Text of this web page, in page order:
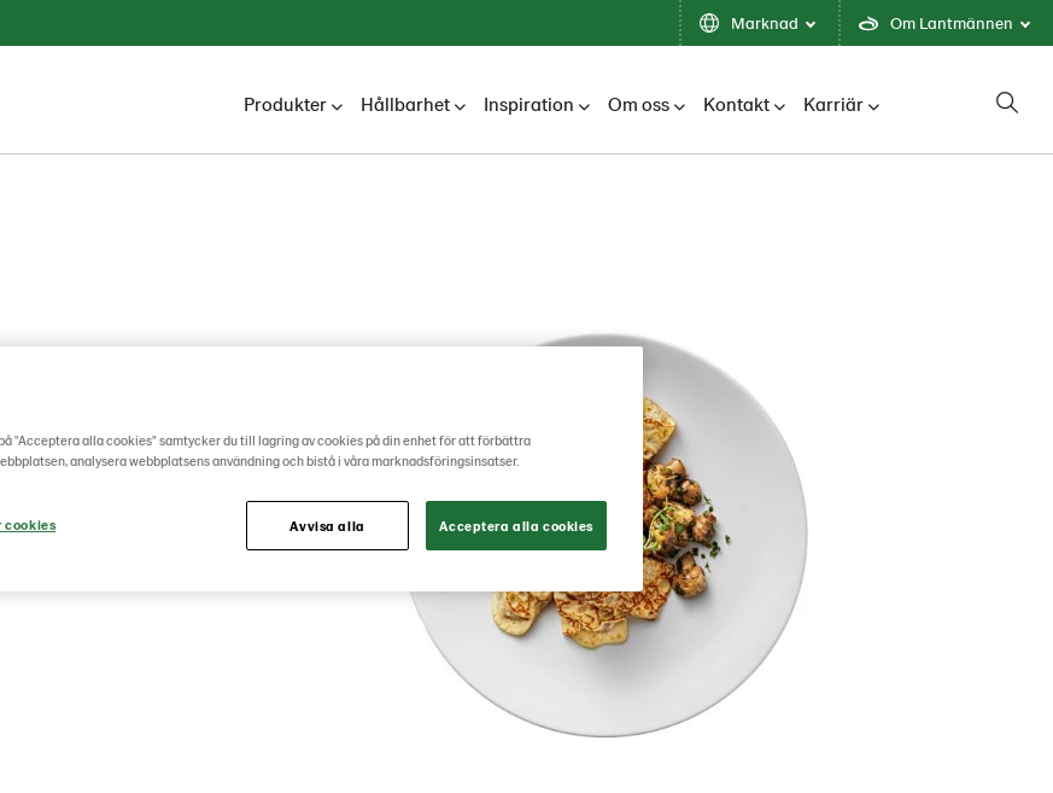
Marknad Om Lantmännen
Produkter Hållbarhet Inspiration Om oss Kontakt Karriär
"Acceptera alla cookies" samtycker du till lagring av cookies på din enhet för att förbättra
analysera webbplatsens användning och bistå i våra marknadsföringsinsatser.
cookies Avvisa alla Acceptera alla cookies